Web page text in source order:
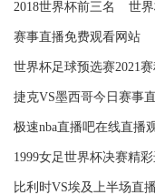
2018世界杯前三名 世
赛事直播免费观看网站
世界杯足球预选赛2021赛
捷克VS墨西哥今日赛事
极速nba直播吧在线直播
1999女足世界杯决赛精
比利时VS埃及上半场直播